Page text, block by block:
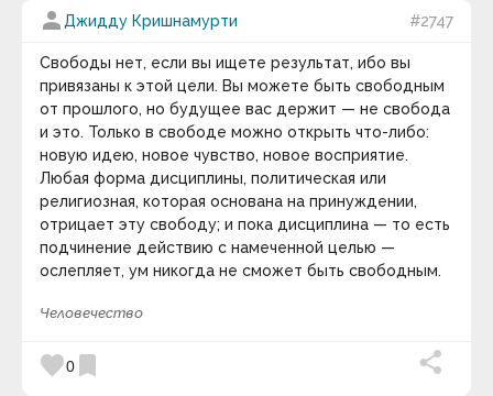
Аль Квотион
Аль-Бируни
Альбер Камю
Альберт Швейцер
Альберт Эйнштейн
Альфонс де Ламартин
Альфонс Карр
Альфред Адлер
Альфред Норт Уайтхед
Амброз Бирс
Амели Нотомб
Амелия Эрхарт
Амин Рейхани
Аминов Илья Исакович
Анатолий Васильевич Луначарский
Андре Моруа
person Джидду Кришнамурти #2747
Свободы нет, если вы ищете результат, ибо вы
привязаны к этой цели. Вы можете быть свободным
от прошлого, но будущее вас держит — не свобода
и это. Только в свободе можно открыть что-либо:
новую идею, новое чувство, новое восприятие.
Любая форма дисциплины, политическая или
религиозная, которая основана на принуждении,
отрицает эту свободу; и пока дисциплина — то есть
подчинение действию с намеченной целью —
ослепляет, ум никогда не сможет быть свободным.
Человечество
favorite0 bookmark
Фотография дня
Осени. Период затворничества. Когда хочет
тишине и покое. Разобраться в себе и распахнуть